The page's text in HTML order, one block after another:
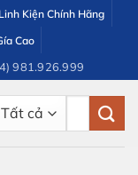
Linh Kiện Chính Hãng
Cao
981.926.999